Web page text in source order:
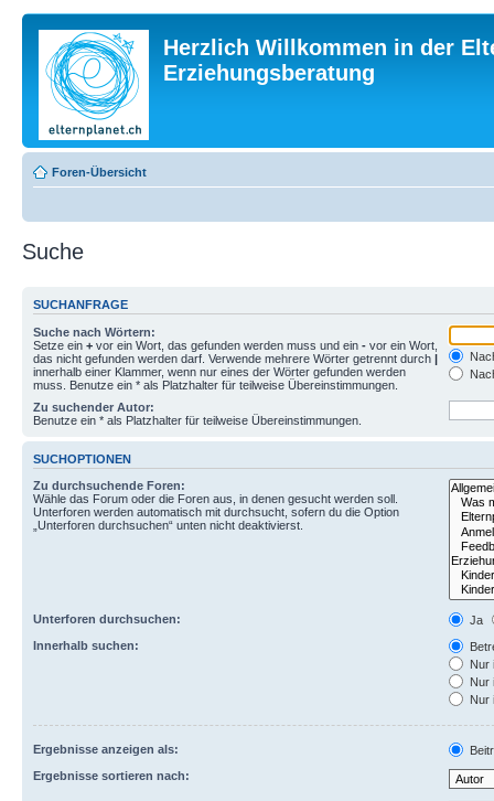
Herzlich Willkommen in der
Erziehungsberatung
Foren-Übersicht
Suche
SUCHANFRAGE
Suche nach Wörtern:
Setze ein + vor ein Wort, das gefunden werden muss und ein - vor ein Wort,
das nicht gefunden werden darf. Verwende mehrere Wörter getrennt durch |
innerhalb einer Klammer, wenn nur eines der Wörter gefunden werden
muss. Benutze ein * als Platzhalter für teilweise Übereinstimmungen.
Zu suchender Autor:
Benutze ein * als Platzhalter für teilweise Übereinstimmungen.
SUCHOPTIONEN
Zu durchsuchende Foren:
Wähle das Forum oder die Foren aus, in denen gesucht werden soll.
Unterforen werden automatisch mit durchsucht, sofern du die Option
„Unterforen durchsuchen“ unten nicht deaktivierst.
Unterforen durchsuchen:
Ja
Innerhalb suchen:
Nur
Nur
Nur
Ergebnisse anzeigen als:
Ergebnisse sortieren nach: